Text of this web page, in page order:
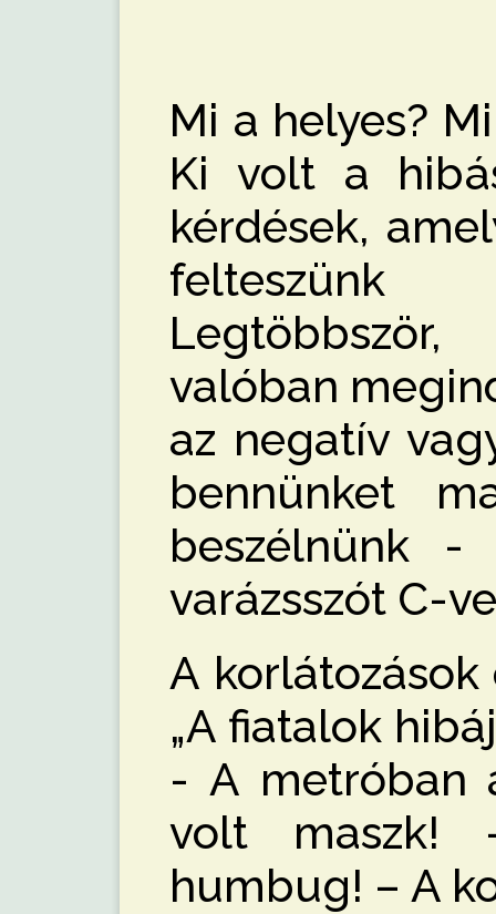
Mi a helyes?
Ki volt a
kérdések,
valóban
az negatív
bennünket
beszélnünk
varázsszót C-
A
„A fiatalok
- A metróban
volt
humbug! – A